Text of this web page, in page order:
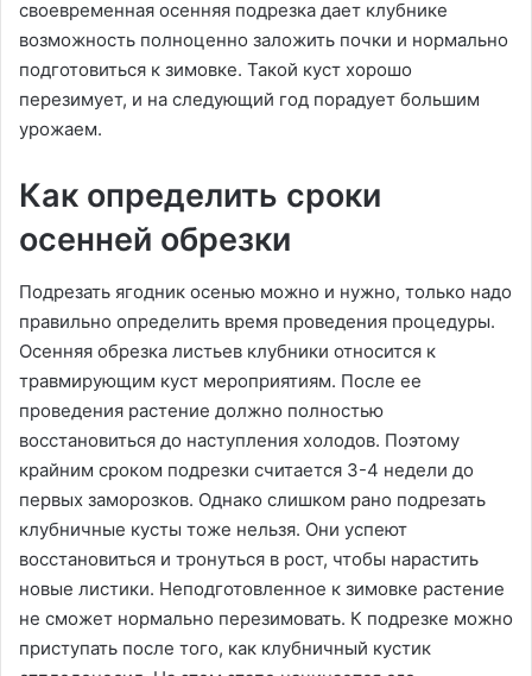
своевременная осенняя подрезка дает клубнике
возможность полноценно заложить почки и нормально
подготовиться к зимовке. Такой куст хорошо
перезимует, и на следующий год порадует большим
урожаем.
Как определить сроки
осенней обрезки
Подрезать ягодник осенью можно и нужно, только надо
правильно определить время проведения процедуры.
Осенняя обрезка листьев клубники относится к
травмирующим куст мероприятиям. После ее
проведения растение должно полностью
восстановиться до наступления холодов. Поэтому
крайним сроком подрезки считается 3-4 недели до
первых заморозков. Однако слишком рано подрезать
клубничные кусты тоже нельзя. Они успеют
восстановиться и тронуться в рост, чтобы нарастить
новые листики. Неподготовленное к зимовке растение
не сможет нормально перезимовать. К подрезке можно
приступать после того, как клубничный кустик